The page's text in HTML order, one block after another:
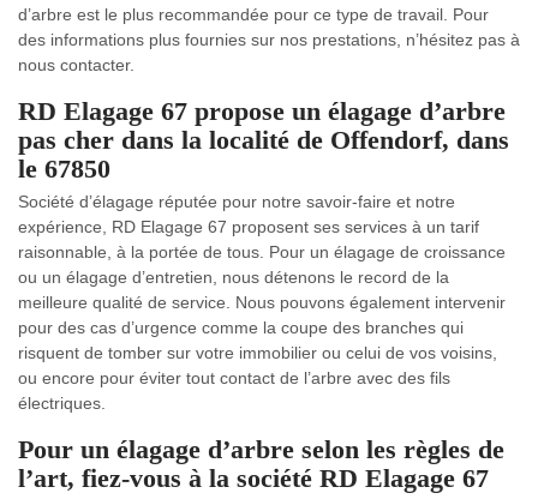
d’arbre est le plus recommandée pour ce type de travail. Pour
des informations plus fournies sur nos prestations, n’hésitez pas à
nous contacter.
RD Elagage 67 propose un élagage d’arbre
pas cher dans la localité de Offendorf, dans
le 67850
Société d’élagage réputée pour notre savoir-faire et notre
expérience, RD Elagage 67 proposent ses services à un tarif
raisonnable, à la portée de tous. Pour un élagage de croissance
ou un élagage d’entretien, nous détenons le record de la
meilleure qualité de service. Nous pouvons également intervenir
pour des cas d’urgence comme la coupe des branches qui
risquent de tomber sur votre immobilier ou celui de vos voisins,
ou encore pour éviter tout contact de l’arbre avec des fils
électriques.
Pour un élagage d’arbre selon les règles de
l’art, fiez-vous à la société RD Elagage 67